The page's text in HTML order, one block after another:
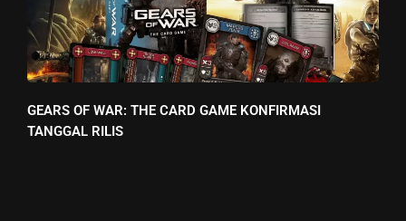
GEARS OF WAR: THE CARD GAME KONFIRMASI
TANGGAL RILIS